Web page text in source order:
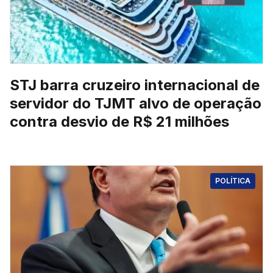
STJ barra cruzeiro internacional de
servidor do TJMT alvo de operação
contra desvio de R$ 21 milhões
POLÍTICA